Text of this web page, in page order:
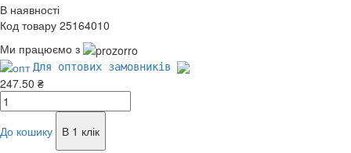
В наявності
Код товару 25164010
Ми працюємо з
Для оптових замовників
247.50 ₴
До кошику
В 1 клік